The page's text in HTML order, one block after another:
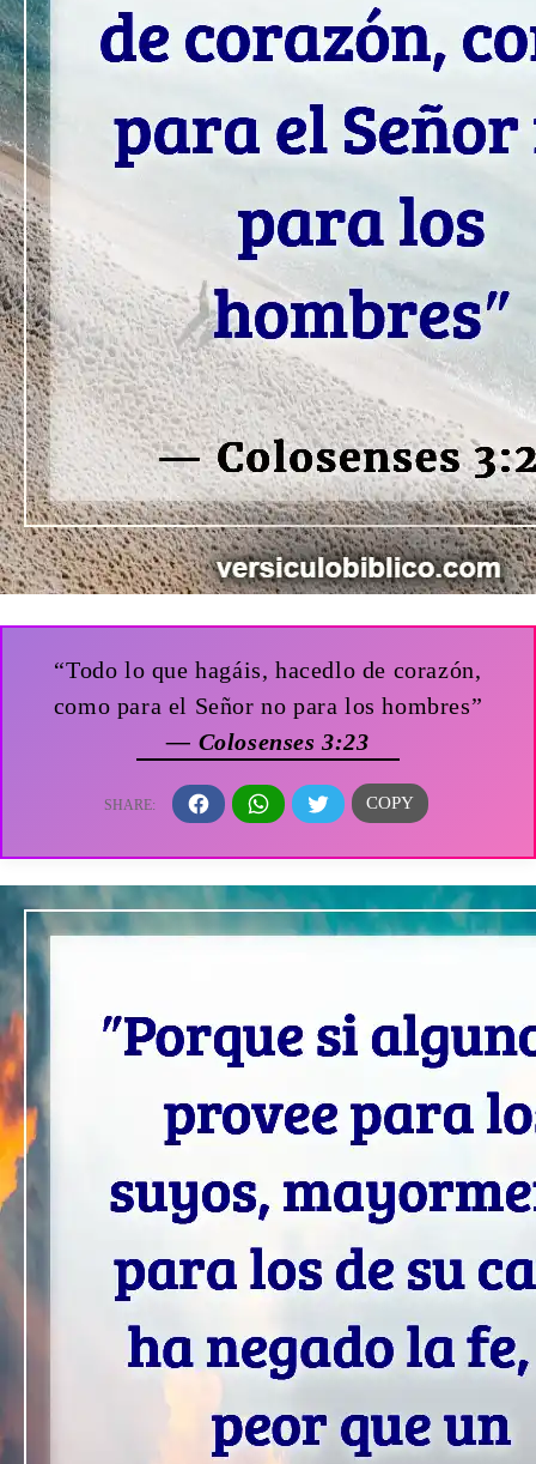
“Todo lo que hagáis, hacedlo de corazón,
como para el Señor no para los hombres”
— Colosenses 3:23